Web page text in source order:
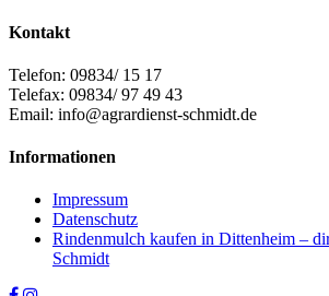
Kontakt
Telefon: 09834/ 15 17
Telefax: 09834/ 97 49 43
Email: info@agrardienst-schmidt.de
Informationen
Impressum
Datenschutz
Rindenmulch kaufen in Dittenheim –
Schmidt